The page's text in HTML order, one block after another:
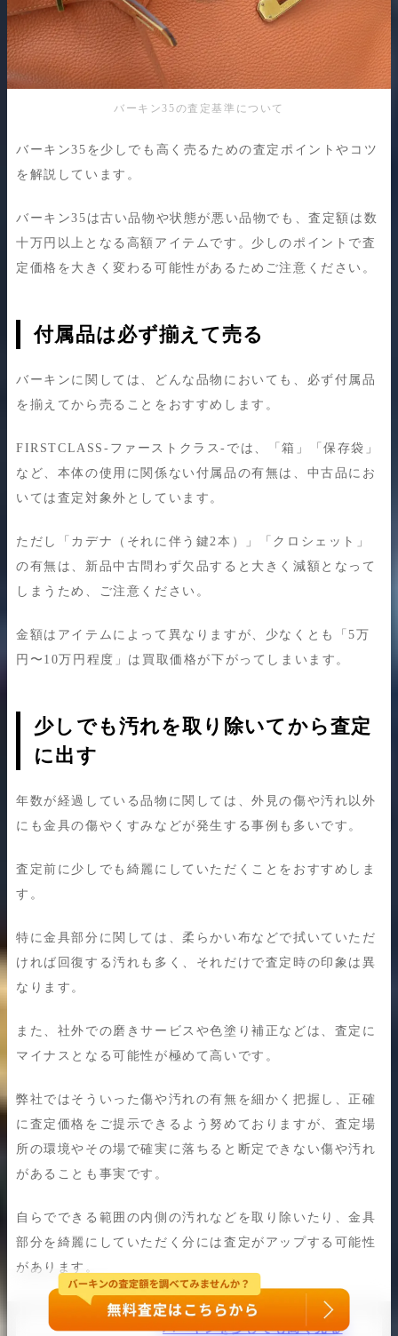
バーキン35の査定基準について
バーキン35を少しでも高く売るための査定ポイントやコツ
を解説しています。
バーキン35は古い品物や状態が悪い品物でも、査定額は数
十万円以上となる高額アイテムです。少しのポイントで査
定価格を大きく変わる可能性があるためご注意ください。
付属品は必ず揃えて売る
バーキンに関しては、どんな品物においても、必ず付属品
を揃えてから売ることをおすすめします。
FIRSTCLASS-ファーストクラス-では、「箱」「保存袋」
など、本体の使用に関係ない付属品の有無は、中古品にお
いては査定対象外としています。
ただし「カデナ（それに伴う鍵2本）」「クロシェット」
の有無は、新品中古問わず欠品すると大きく減額となって
しまうため、ご注意ください。
金額はアイテムによって異なりますが、少なくとも「5万
円〜10万円程度」は買取価格が下がってしまいます。
少しでも汚れを取り除いてから査定
に出す
年数が経過している品物に関しては、外見の傷や汚れ以外
にも金具の傷やくすみなどが発生する事例も多いです。
査定前に少しでも綺麗にしていただくことをおすすめしま
す。
特に金具部分に関しては、柔らかい布などで拭いていただ
ければ回復する汚れも多く、それだけで査定時の印象は異
なります。
また、社外での磨きサービスや色塗り補正などは、査定に
マイナスとなる可能性が極めて高いです。
弊社ではそういった傷や汚れの有無を細かく把握し、正確
に査定価格をご提示できるよう努めておりますが、査定場
所の環境やその場で確実に落ちると断定できない傷や汚れ
があることも事実です。
自らでできる範囲の内側の汚れなどを取り除いたり、金具
部分を綺麗にしていただく分には査定がアップする可能性
があります。
あわせて読みたい
バーキンを少しでも高く売る